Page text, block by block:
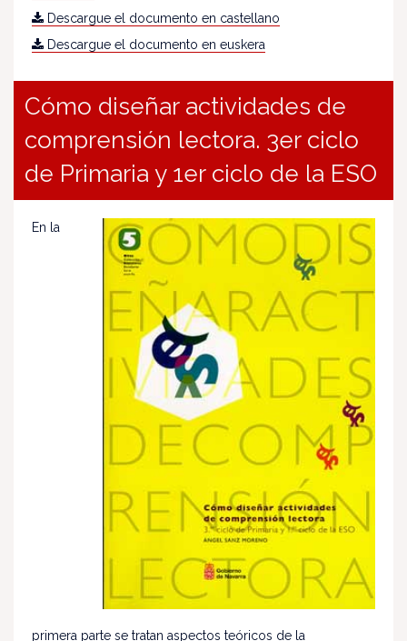
Descargue el documento en castellano
Descargue el documento en euskera
Cómo diseñar actividades de
comprensión lectora. 3er ciclo
de Primaria y 1er ciclo de la ESO
En la
primera parte se tratan aspectos teóricos de la